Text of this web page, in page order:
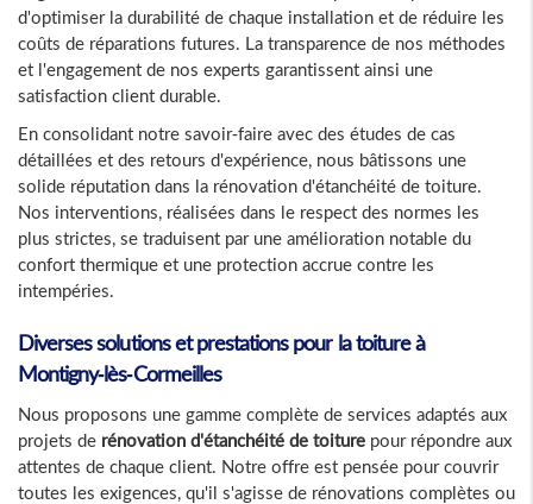
d'optimiser la durabilité de chaque installation et de réduire les
coûts de réparations futures. La transparence de nos méthodes
et l'engagement de nos experts garantissent ainsi une
satisfaction client durable.
En consolidant notre savoir-faire avec des études de cas
détaillées et des retours d'expérience, nous bâtissons une
solide réputation dans la rénovation d'étanchéité de toiture.
Nos interventions, réalisées dans le respect des normes les
plus strictes, se traduisent par une amélioration notable du
confort thermique et une protection accrue contre les
intempéries.
Diverses solutions et prestations pour la toiture à
Montigny-lès-Cormeilles
Nous proposons une gamme complète de services adaptés aux
projets de rénovation d'étanchéité de toiture pour répondre aux
attentes de chaque client. Notre offre est pensée pour couvrir
toutes les exigences, qu'il s'agisse de rénovations complètes ou